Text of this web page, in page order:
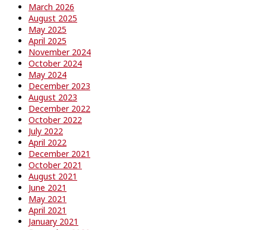
March 2026
August 2025
May 2025
April 2025
November 2024
October 2024
May 2024
December 2023
August 2023
December 2022
October 2022
July 2022
April 2022
December 2021
October 2021
August 2021
June 2021
May 2021
April 2021
January 2021